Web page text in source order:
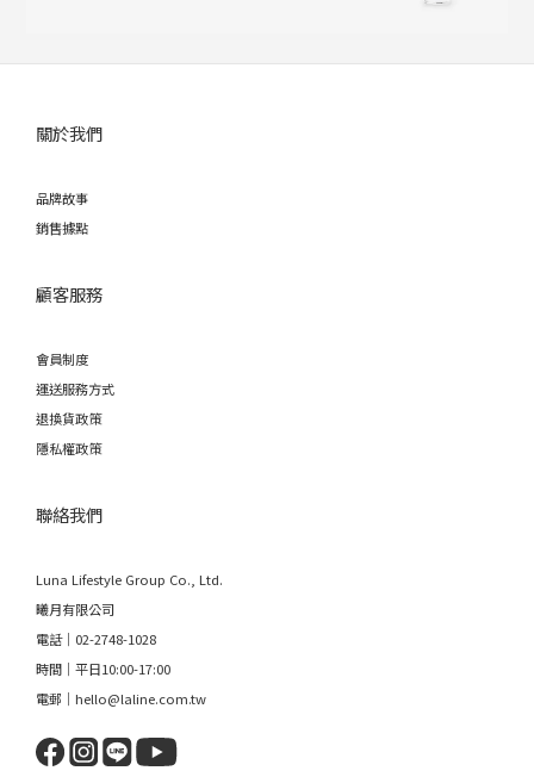
關於我們
品牌故事
銷售據點
顧客服務
會員制度
運送服務方式
退換貨政策
隱私權政策
聯絡我們
Luna Lifestyle Group Co., Ltd.
曦月有限公司
電話｜02-2748-1028
時間｜平日10:00-17:00
電郵｜hello@laline.com.tw